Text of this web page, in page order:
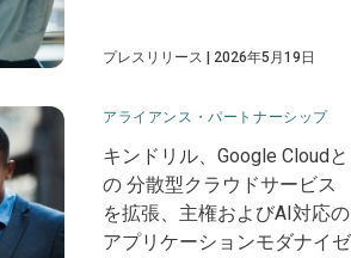
プレスリリース 2026年5月19日
アライアンス・パートナーシップ
​​キンドリル、Google Cloudと
の​​ ​​分散型クラウドサービス
を拡張、主権およびAI対応の
アプリケーションモダナイゼ